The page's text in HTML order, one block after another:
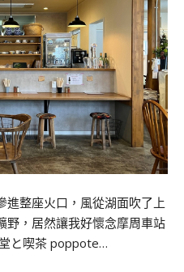
進整座火口，風從湖面吹了上
野，居然讓我好懷念摩周車站
と喫茶 poppote…